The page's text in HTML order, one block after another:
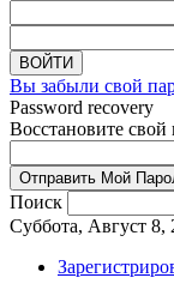
Вы забыли свой
Password recovery
Восстановите свой
Поиск
Суббота, Август 8,